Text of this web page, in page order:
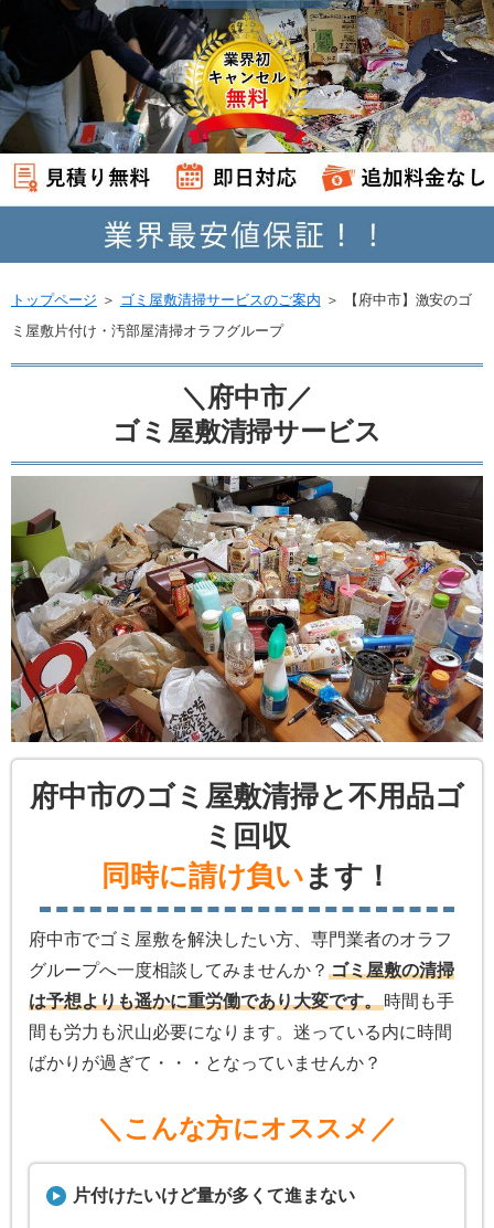
トップページ ＞ ゴミ屋敷清掃サービスのご案内 ＞
【府中市】激安のゴ
ミ屋敷片付け・汚部屋清掃オラフグループ
＼府中市／
ゴミ屋敷清掃サービス
府中市のゴミ屋敷清掃と不用品ゴ
ミ回収
同時に請け負い ます！
府中市でゴミ屋敷を解決したい方、専門業者のオラフ
グループへ一度相談してみませんか？ ゴミ屋敷の清掃
は予想よりも遥かに重労働であり大変です。時間も手
間も労力も沢山必要になります。迷っている内に時間
ばかりが過ぎて・・・となっていませんか？
＼こんな方にオススメ／
片付けたいけど量が多くて進まない